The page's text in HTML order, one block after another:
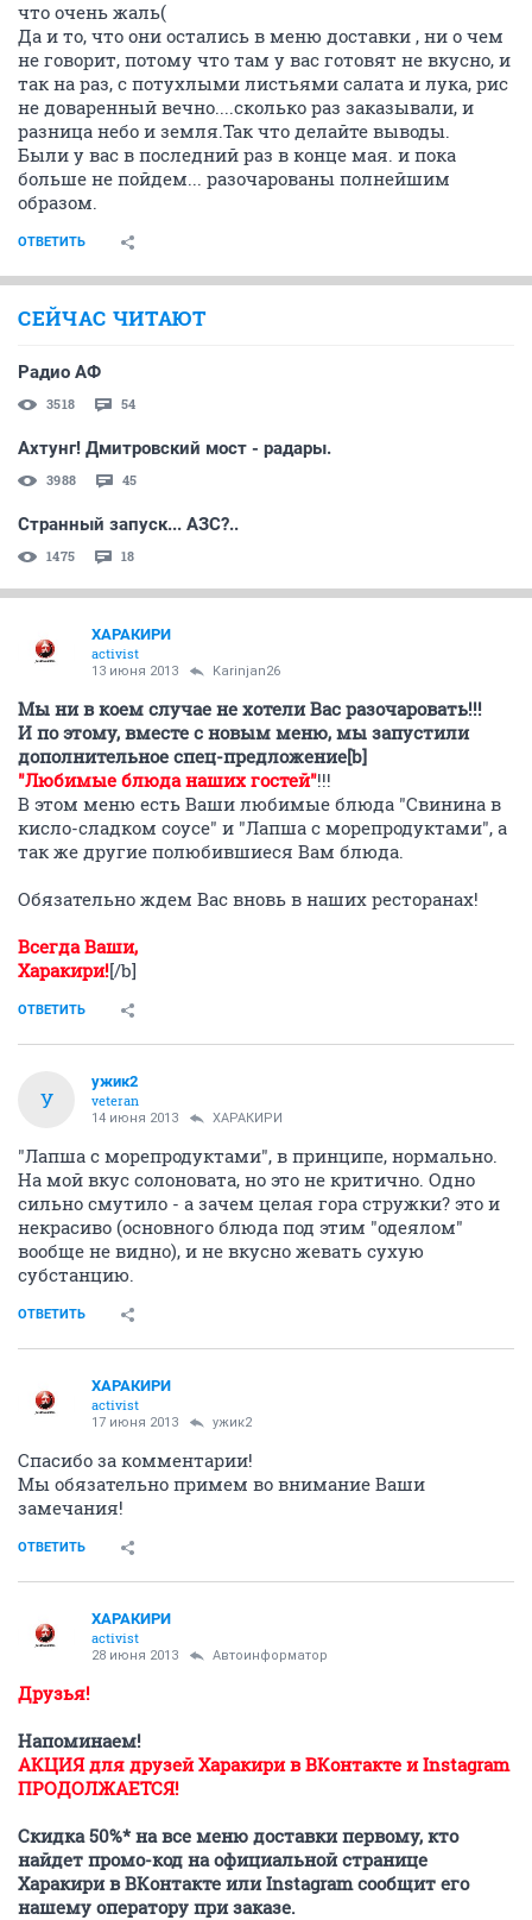
что очень жаль(
Да и то, что они остались в меню доставки , ни о чем
не говорит, потому что там у вас готовят не вкусно, и
так на раз, с потухлыми листьями салата и лука, рис
не доваренный вечно....сколько раз заказывали, и
разница небо и земля.Так что делайте выводы.
Были у вас в последний раз в конце мая. и пока
больше не пойдем... разочарованы полнейшим
образом.
ОТВЕТИТЬ
СЕЙЧАС ЧИТАЮТ
Радио АФ
3518 54
Ахтунг! Дмитровский мост - радары.
3988 45
Странный запуск... АЗС?..
1475 18
ХАРАКИРИ
activist
13 июня 2013 Karinjan26
Мы ни в коем случае не хотели Вас разочаровать!!!
И по этому, вместе с новым меню, мы запустили
дополнительное спец-предложение[b]
"Любимые блюда наших гостей"!!!
В этом меню есть Ваши любимые блюда "Свинина в
кисло-сладком соусе" и "Лапша с морепродуктами", а
так же другие полюбившиеся Вам блюда.
Обязательно ждем Вас вновь в наших ресторанах!
Всегда Ваши,
Харакири![/b]
ОТВЕТИТЬ
У
ужик2
veteran
14 июня 2013 ХАРАКИРИ
"Лапша с морепродуктами", в принципе, нормально.
На мой вкус солоновата, но это не критично. Одно
сильно смутило - а зачем целая гора стружки? это и
некрасиво (основного блюда под этим "одеялом"
вообще не видно), и не вкусно жевать сухую
субстанцию.
ОТВЕТИТЬ
ХАРАКИРИ
activist
17 июня 2013 ужик2
Спасибо за комментарии!
Мы обязательно примем во внимание Ваши
замечания!
ОТВЕТИТЬ
ХАРАКИРИ
activist
28 июня 2013 Автоинформатор
Друзья!
Напоминаем!
АКЦИЯ для друзей Харакири в ВКонтакте и Instagram
ПРОДОЛЖАЕТСЯ!
Скидка 50%* на все меню доставки первому, кто
найдет промо-код на официальной странице
Харакири в ВКонтакте или Instagram сообщит его
нашему оператору при заказе.